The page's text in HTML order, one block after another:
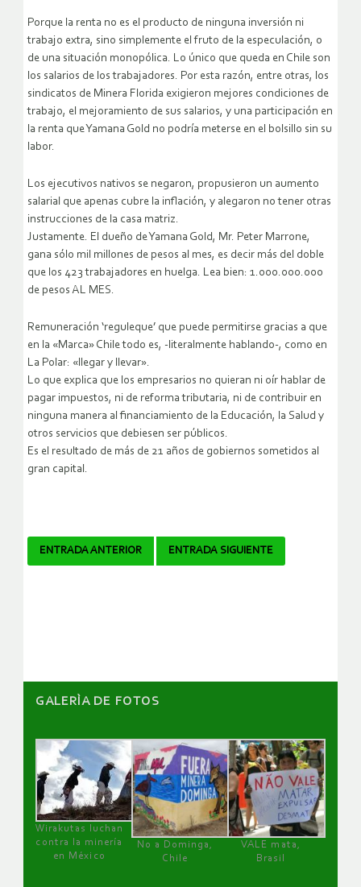
Porque la renta no es el producto de ninguna inversión ni
trabajo extra, sino simplemente el fruto de la especulación, o
de una situación monopólica. Lo único que queda en Chile son
los salarios de los trabajadores. Por esta razón, entre otras, los
sindicatos de Minera Florida exigieron mejores condiciones de
trabajo, el mejoramiento de sus salarios, y una participación en
la renta que Yamana Gold no podría meterse en el bolsillo sin su
labor.
Los ejecutivos nativos se negaron, propusieron un aumento
salarial que apenas cubre la inflación, y alegaron no tener otras
instrucciones de la casa matriz.
Justamente. El dueño de Yamana Gold, Mr. Peter Marrone,
gana sólo mil millones de pesos al mes, es decir más del doble
que los 423 trabajadores en huelga. Lea bien: 1.000.000.000
de pesos AL MES.
Remuneración ‘reguleque’ que puede permitirse gracias a que
en la «Marca» Chile todo es, -literalmente hablando-, como en
La Polar: «llegar y llevar».
Lo que explica que los empresarios no quieran ni oír hablar de
pagar impuestos, ni de reforma tributaria, ni de contribuir en
ninguna manera al financiamiento de la Educación, la Salud y
otros servicios que debiesen ser públicos.
Es el resultado de más de 21 años de gobiernos sometidos al
gran capital.
Navegador
ENTRADA ANTERIOR ENTRADA SIGUIENTE
GALERÌA DE FOTOS
Wirakutas luchan
contra la minería
en México
No a Dominga,
Chile
VALE mata,
Brasil